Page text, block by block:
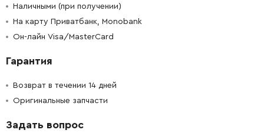
451929-7 538.00 Грн
211228-7 164.00 Грн
Наличными (при получении)
На карту Приватбанк, Monobank
Он-лайн Visa/MasterCard
Гарантия
Возврат в течении 14 дней
Оригинальные запчасти
Задать вопрос